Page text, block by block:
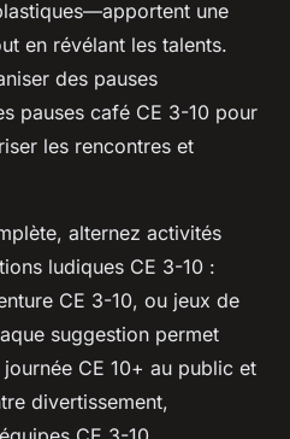
une
en révélant les talents.
des pauses
pauses café CE 3-10 pour
les rencontres et
alternez activités
ludiques CE 3-10 :
CE 3-10, ou jeux de
suggestion permet
CE 10+ au public et
divertissement,